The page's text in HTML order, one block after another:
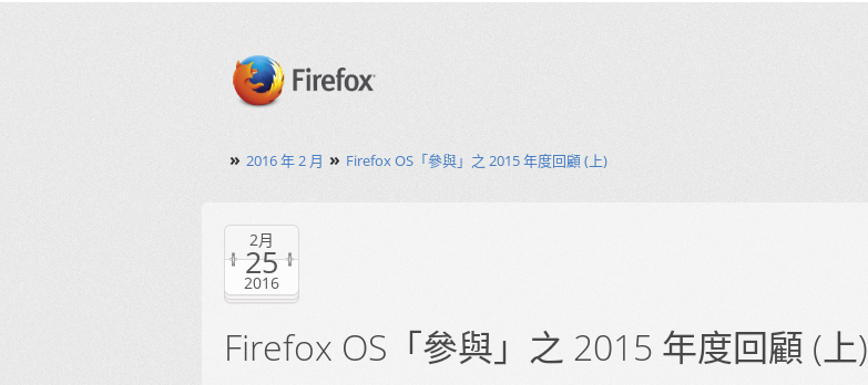
» 2016 年 2 月 » Firefox OS「參與」之 2015 年度回顧 (上)
2月
25
2016
Firefox OS「參與」之 2015 年度回顧 (上)